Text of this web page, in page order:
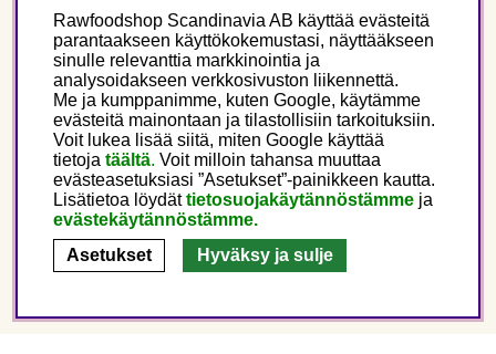
Tietoa meistä
Seuraa meitä
Tämä on Rawfoodshop
Finland
Rawfoodshop Scandinavia AB käyttää evästeitä
parantaakseen käyttökokemustasi, näyttääkseen
sinulle relevanttia markkinointia ja
analysoidakseen verkkosivuston liikennettä.
Me ja kumppanimme, kuten Google, käytämme
evästeitä mainontaan ja tilastollisiin tarkoituksiin.
Voit lukea lisää siitä, miten Google käyttää
tietoja täältä. Voit milloin tahansa muuttaa
evästeasetuksiasi ”Asetukset”-painikkeen kautta.
Lisätietoa löydättietosuojakäytännöstämme ja
evästekäytännöstämme.
Asetukset
Hyväksy ja sulje